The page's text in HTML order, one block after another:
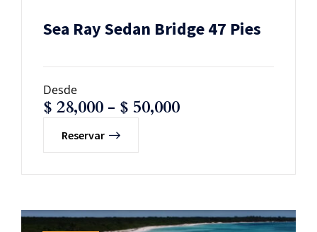
Sea Ray Sedan Bridge 47 Pies
Desde
$ 28,000 - $ 50,000
Reservar